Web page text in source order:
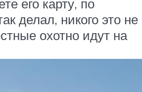
его карту, по
делал, никого это не
охотно идут на